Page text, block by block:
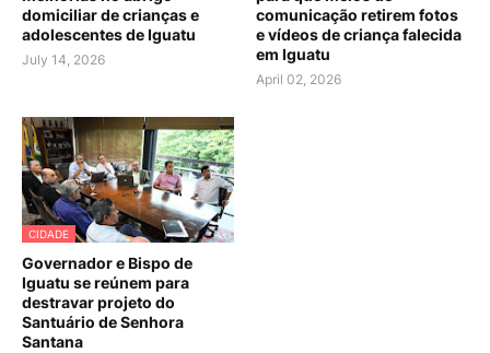
domiciliar de crianças e
adolescentes de Iguatu
July 14, 2026
comunicação retirem fotos
e vídeos de criança falecida
em Iguatu
April 02, 2026
CIDADE
Governador e Bispo de
Iguatu se reúnem para
destravar projeto do
Santuário de Senhora
Santana